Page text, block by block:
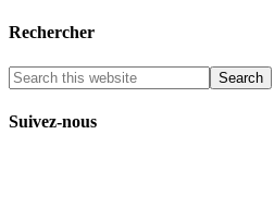
Rechercher
Suivez-nous